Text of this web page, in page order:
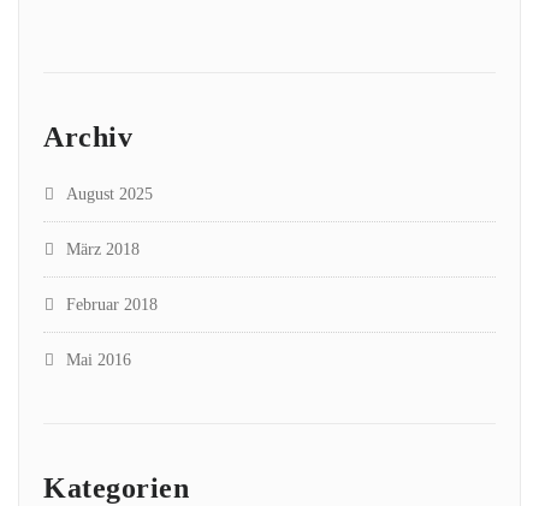
Archiv
August 2025
März 2018
Februar 2018
Mai 2016
Kategorien